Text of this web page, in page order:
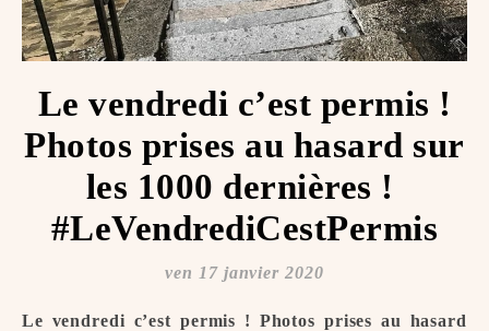
Le vendredi c’est permis !
Photos prises au hasard sur
les 1000 dernières ! ️
#LeVendrediCestPermis
ven 17 janvier 2020
Le vendredi c’est permis ! Photos prises au hasard